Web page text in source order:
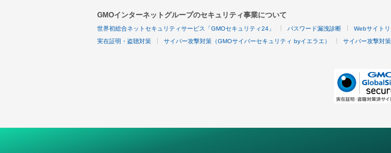
GMOインターネットグループのセキュリティ事業について
世界初総合ネットセキュリティサービス「GMOセキュリティ24」 パスワード漏洩診断 Webサイト
実在証明・盗聴対策 サイバー攻撃対策（GMOサイバーセキュリティ byイエラエ） サイバー攻撃対